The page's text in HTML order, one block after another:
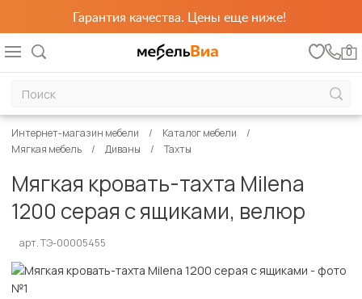
Гарантия качества. Цены еще ниже!
0
Интернет-магазин мебели
Каталог мебели
Мягкая мебель
Диваны Тахты
Мягкая кровать-тахта Milena
1200 серая с ящиками, велюр
арт. ТЭ-00005455